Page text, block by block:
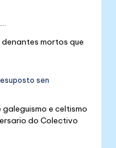
mortos que
sen
e celtismo
do Colectivo